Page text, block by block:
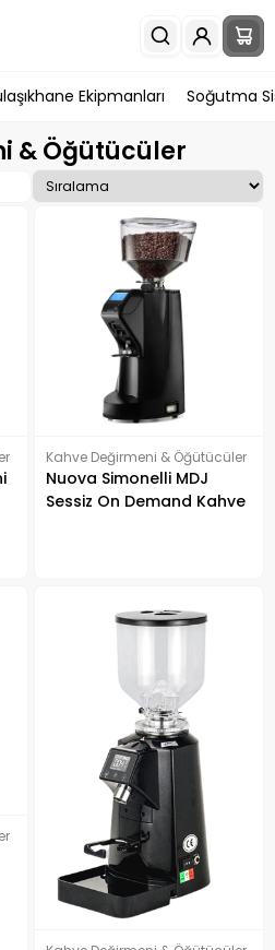
Ekipmanları Soğutma
& Öğütücüler
Kahve Değirmeni & Öğütücüler
Nuova Simonelli MDJ
Sessiz On Demand Kahve